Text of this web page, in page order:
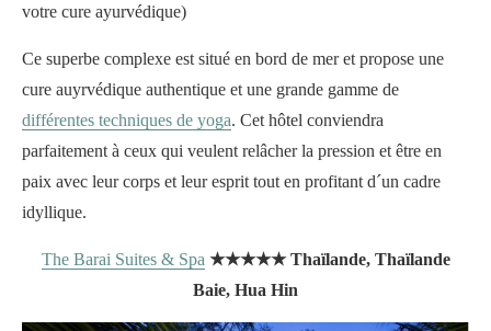
votre cure ayurvédique)
Ce superbe complexe est situé en bord de mer et propose une
cure auyrvédique authentique et une grande gamme de
différentes techniques de yoga. Cet hôtel conviendra
parfaitement à ceux qui veulent relâcher la pression et être en
paix avec leur corps et leur esprit tout en profitant d´un cadre
idyllique.
The Barai Suites & Spa ★★★★★ Thaïlande, Thaïlande
Baie, Hua Hin